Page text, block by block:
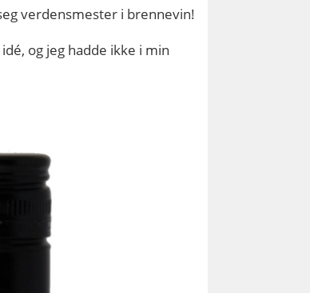
verdensmester i brennevin!
og jeg hadde ikke i min